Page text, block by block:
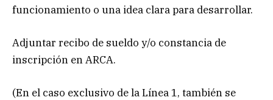
funcionamiento o una idea clara para desarrollar.
Adjuntar recibo de sueldo y/o constancia de
inscripción en ARCA.
(En el caso exclusivo de la Línea 1, también se